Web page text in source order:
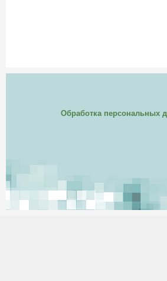
Обработка персональных